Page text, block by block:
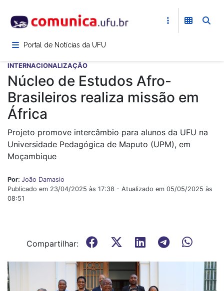
para
conteúdoPortal de Notícias da UFU
INTERNACIONALIZAÇÃO
Núcleo de Estudos Afro-
Brasileiros realiza missão em
África
Projeto promove intercâmbio para alunos da UFU na
Universidade Pedagógica de Maputo (UPM), em
Moçambique
Por: João Damasio
Publicado em 23/04/2025 às 17:38 - Atualizado em 05/05/2025 às
08:51
Compartilhar: